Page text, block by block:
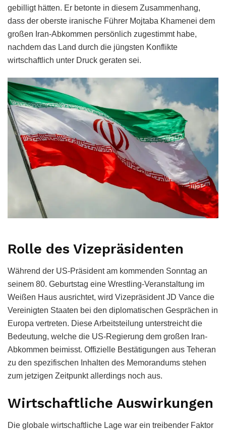
gebilligt hätten. Er betonte in diesem Zusammenhang,
dass der oberste iranische Führer Mojtaba Khamenei dem
großen Iran-Abkommen persönlich zugestimmt habe,
nachdem das Land durch die jüngsten Konflikte
wirtschaftlich unter Druck geraten sei.
Rolle des Vizepräsidenten
Während der US-Präsident am kommenden Sonntag an
seinem 80. Geburtstag eine Wrestling-Veranstaltung im
Weißen Haus ausrichtet, wird Vizepräsident JD Vance die
Vereinigten Staaten bei den diplomatischen Gesprächen in
Europa vertreten. Diese Arbeitsteilung unterstreicht die
Bedeutung, welche die US-Regierung dem großen Iran-
Abkommen beimisst. Offizielle Bestätigungen aus Teheran
zu den spezifischen Inhalten des Memorandums stehen
zum jetzigen Zeitpunkt allerdings noch aus.
Wirtschaftliche Auswirkungen
Die globale wirtschaftliche Lage war ein treibender Faktor